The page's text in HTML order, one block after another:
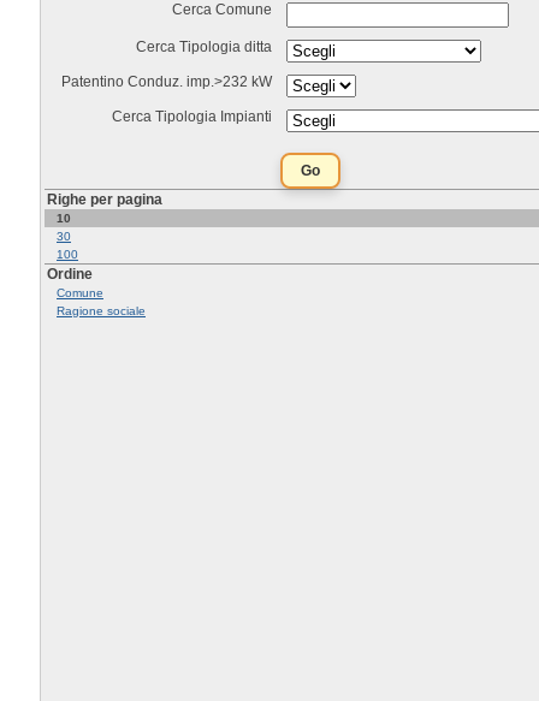
Cerca Comune
Cerca Tipologia ditta
Patentino Conduz. imp.>232 kW
Cerca Tipologia Impianti
Righe per pagina
10
30
100
Ordine
Comune
Ragione sociale